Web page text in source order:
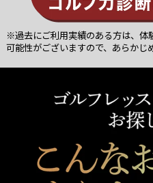
※過去にご利用実績のある方は、体
可能性がございますので、あらかじ